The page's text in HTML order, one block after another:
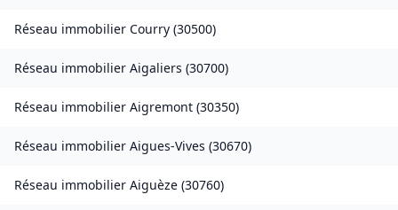
Réseau immobilier Courry (30500)
Réseau immobilier Aigaliers (30700)
Réseau immobilier Aigremont (30350)
Réseau immobilier Aigues-Vives (30670)
Réseau immobilier Aiguèze (30760)